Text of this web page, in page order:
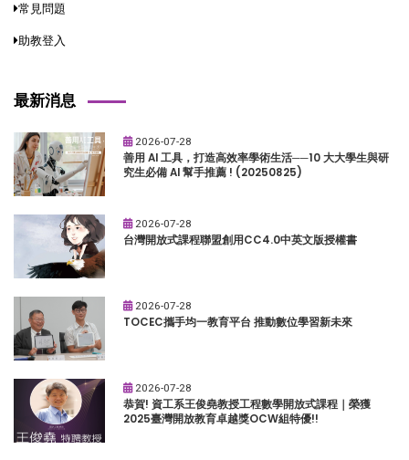
常見問題
助教登入
最新消息
2026-07-28
善用 AI 工具，打造高效率學術生活──10 大大學生與研
究生必備 AI 幫手推薦 ! (20250825)
2026-07-28
台灣開放式課程聯盟創用CC4.0中英文版授權書
2026-07-28
TOCEC攜手均一教育平台 推動數位學習新未來
2026-07-28
恭賀! 資工系王俊堯教授工程數學開放式課程｜榮獲
2025臺灣開放教育卓越獎OCW組特優!!